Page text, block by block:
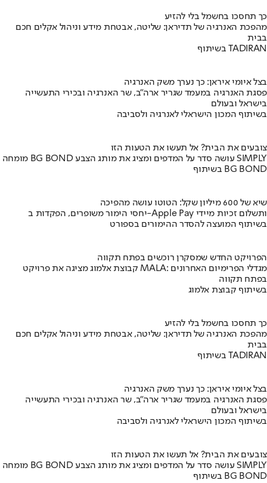
כך תחסכו בחשמל בלי להזיע
מהפכת האנרגיה של תדיראן: שליטה, אבטחת מידע וניהול אקלים חכם
בבית
בשיתוף TADIRAN
בצל איומי איראן: כך נערך משק האנרגיה
פסגת האנרגיה במעמד שגריר ארה"ב, שר האנרגיה ובכירי התעשייה
בישראל ובעולם
בשיתוף המכון הישראלי לאנרגיה ולסביבה
צובעים את הבית? אל תעשו את הטעות הזו
מומחה BG BOND עושה סדר על המדפים ומציג את מותג הצבע SIMPLY
בשיתוף BG BOND
שיא של 600 מיליון שקל: הטוטו עושה מהפיכה
יחסי הימור משופרים, הפקדות ב-Apple Pay ותשלום זכיות מיידי
בשיתוף המועצה להסדר ההימורים בספורט
הפרויקט החדש שמסקרן רוכשים בפתח תקווה
קבוצת אלמוג מציגה את פרויקט MALA: מגדלי הפרימיום האחרונים
בפתח תקווה
בשיתוף קבוצת אלמוג
כך תחסכו בחשמל בלי להזיע
מהפכת האנרגיה של תדיראן: שליטה, אבטחת מידע וניהול אקלים חכם
בבית
בשיתוף TADIRAN
בצל איומי איראן: כך נערך משק האנרגיה
פסגת האנרגיה במעמד שגריר ארה"ב, שר האנרגיה ובכירי התעשייה
בישראל ובעולם
בשיתוף המכון הישראלי לאנרגיה ולסביבה
צובעים את הבית? אל תעשו את הטעות הזו
מומחה BG BOND עושה סדר על המדפים ומציג את מותג הצבע SIMPLY
בשיתוף BG BOND